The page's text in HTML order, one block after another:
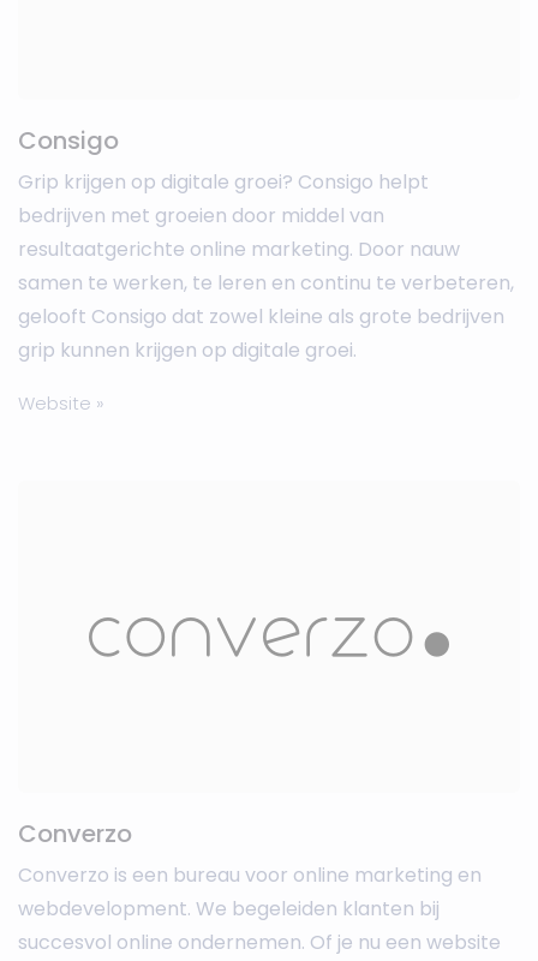
Consigo
Grip krijgen op digitale groei? Consigo helpt
bedrijven met groeien door middel van
resultaatgerichte online marketing. Door nauw
samen te werken, te leren en continu te verbeteren,
gelooft Consigo dat zowel kleine als grote bedrijven
grip kunnen krijgen op digitale groei.
Website »
Converzo
Converzo is een bureau voor online marketing en
webdevelopment. We begeleiden klanten bij
succesvol online ondernemen. Of je nu een website